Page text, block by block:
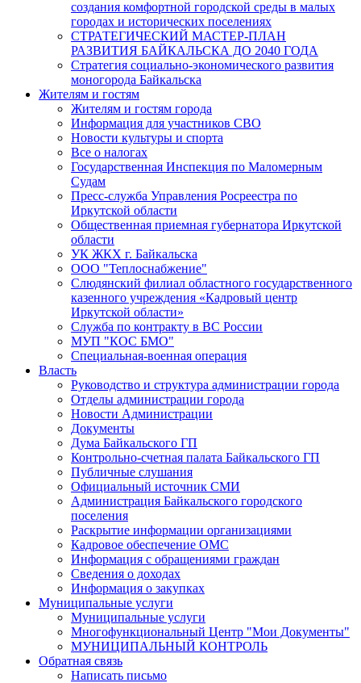
создания комфортной городской среды в малых
городах и исторических поселениях
СТРАТЕГИЧЕСКИЙ МАСТЕР-ПЛАН
РАЗВИТИЯ БАЙКАЛЬСКА ДО 2040 ГОДА
Стратегия социально-экономического развития
моногорода Байкальска
Жителям и гостям
Жителям и гостям города
Информация для участников СВО
Новости культуры и спорта
Все о налогах
Государственная Инспекция по Маломерным
Судам
Пресс-служба Управления Росреестра по
Иркутской области
Общественная приемная губернатора Иркутской
области
УК ЖКХ г. Байкальска
ООО "Теплоснабжение"
Слюдянский филиал областного государственного
казенного учреждения «Кадровый центр
Иркутской области»
Служба по контракту в ВС России
МУП "КОС БМО"
Специальная-военная операция
Власть
Руководство и структура администрации города
Отделы администрации города
Новости Администрации
Документы
Дума Байкальского ГП
Контрольно-счетная палата Байкальского ГП
Публичные слушания
Официальный источник СМИ
Администрация Байкальского городского
поселения
Раскрытие информации организациями
Кадровое обеспечение ОМС
Информация с обращениями граждан
Сведения о доходах
Информация о закупках
Муниципальные услуги
Муниципальные услуги
Многофункциональный Центр "Мои Документы"
МУНИЦИПАЛЬНЫЙ КОНТРОЛЬ
Обратная связь
Написать письмо